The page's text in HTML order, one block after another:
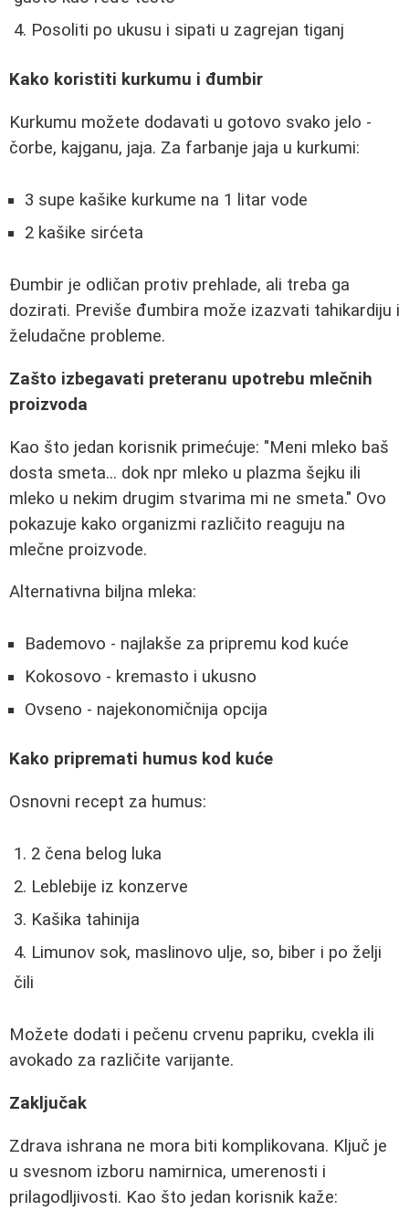
Posoliti po ukusu i sipati u zagrejan tiganj
Kako koristiti kurkumu i đumbir
Kurkumu možete dodavati u gotovo svako jelo -
čorbe, kajganu, jaja. Za farbanje jaja u kurkumi:
3 supe kašike kurkume na 1 litar vode
2 kašike sirćeta
Đumbir je odličan protiv prehlade, ali treba ga
dozirati. Previše đumbira može izazvati tahikardiju i
želudačne probleme.
Zašto izbegavati preteranu upotrebu mlečnih
proizvoda
Kao što jedan korisnik primećuje: "Meni mleko baš
dosta smeta... dok npr mleko u plazma šejku ili
mleko u nekim drugim stvarima mi ne smeta." Ovo
pokazuje kako organizmi različito reaguju na
mlečne proizvode.
Alternativna biljna mleka:
Bademovo - najlakše za pripremu kod kuće
Kokosovo - kremasto i ukusno
Ovseno - najekonomičnija opcija
Kako pripremati humus kod kuće
Osnovni recept za humus:
2 čena belog luka
Leblebije iz konzerve
Kašika tahinija
Limunov sok, maslinovo ulje, so, biber i po želji
čili
Možete dodati i pečenu crvenu papriku, cvekla ili
avokado za različite varijante.
Zaključak
Zdrava ishrana ne mora biti komplikovana. Ključ je
u svesnom izboru namirnica, umerenosti i
prilagodljivosti. Kao što jedan korisnik kaže: